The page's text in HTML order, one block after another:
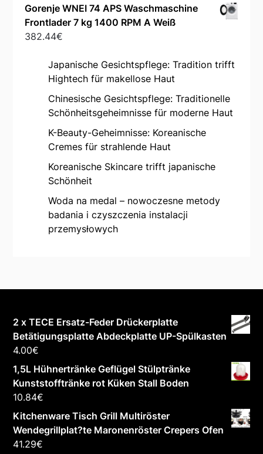
Gorenje WNEI 74 APS Waschmaschine
Frontlader 7 kg 1400 RPM A Weiß
382.44€
Japanische Gesichtspflege: Tradition trifft
Hightech für makellose Haut
Chinesische Gesichtspflege: Traditionelle
Schönheitsgeheimnisse für moderne Haut
K-Beauty-Geheimnisse: Koreanische
Cremes für strahlende Haut
Koreanische Skincare trifft japanische
Schönheit
Woda na medal – nowoczesne metody
badania i czyszczenia instalacji
przemysłowych
2 x TECE Ersatz-Feder Drückerplatte
Betätigungsplatte Abdeckplatte UP-Spülkasten
4.00€
1,5L Hühnertränke Geflügel Stülptränke
Kunststofftränke rot Küken Stall Boden
10.84€
Kitchenware Tisch Grill Multiröster
Wendegrillplat?te Maronenröster Crepers Ofen
41.29€